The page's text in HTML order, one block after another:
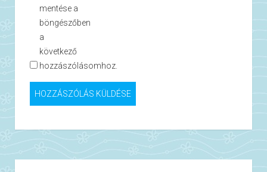
mentése a
böngészőben
a
következő
hozzászólásomhoz.